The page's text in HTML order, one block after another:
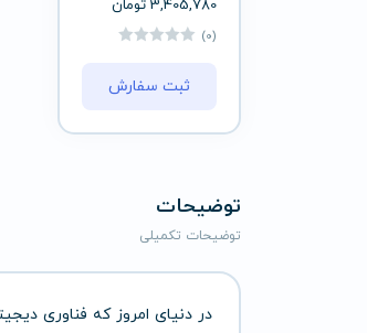
3,405,780 تومان
(0)
ثبت سفارش
توضیحات
توضیحات تکمیلی
در دنیای امروز که فناوری